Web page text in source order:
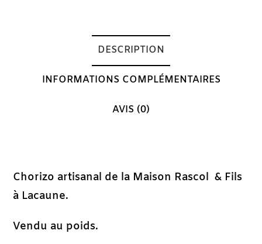
DESCRIPTION
INFORMATIONS COMPLÉMENTAIRES
AVIS (0)
Chorizo artisanal de la Maison Rascol & Fils
à Lacaune.
Vendu au poids.